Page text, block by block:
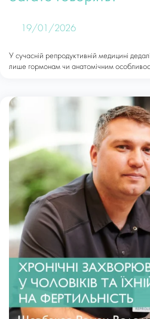
19/01/2026
У сучасній репродуктивній медицині
лише гормонам чи анатомічним